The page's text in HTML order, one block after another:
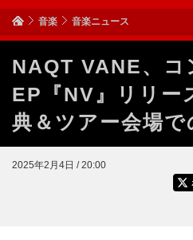
音楽 音楽ニュース
NAQT VANE、コ
EP『NV』リリ
典＆ツアー会場で
2025年2月4日 / 20:00